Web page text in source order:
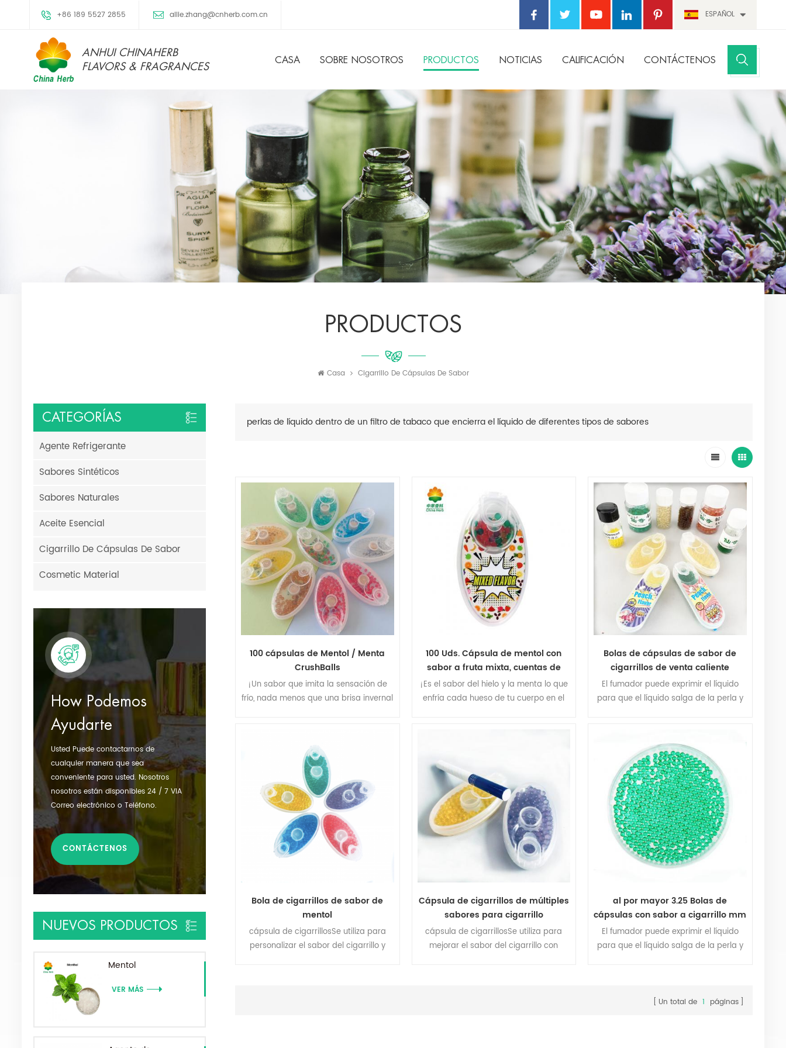
+86 189 5527 2855 allie.zhang@cnherb.com.cn ESPAÑOL
ANHUI CHINAHERB
FLAVORS & FRAGRANCES
CASA SOBRE NOSOTROS PRODUCTOS NOTICIAS CALIFICACIÓN CONTÁCTENOS
PRODUCTOS
Casa Cigarrillo De Cápsulas De Sabor
CATEGORÍAS
Agente Refrigerante
Sabores Sintéticos
Sabores Naturales
Aceite Esencial
Cigarrillo De Cápsulas De Sabor
Cosmetic Material
How Podemos
Ayudarte
Usted Puede contactarnos de
cualquier manera que sea
conveniente para usted. Nosotros
nosotros están disponibles 24 / 7 VIA
Correo electrónico o Teléfono.
CONTÁCTENOS
NUEVOS PRODUCTOS
Mentol
VER MÁS
perlas de líquido dentro de un filtro de tabaco que encierra el líquido de diferentes tipos de sabores
100 cápsulas de Mentol / Menta
CrushBalls
¡Un sabor que imita la sensación de
frío, nada menos que una brisa invernal
100 Uds. Cápsula de mentol con
sabor a fruta mixta, cuentas de
menta, explosión, bola de
cigarrillos
¡Es el sabor del hielo y la menta lo que
enfría cada hueso de tu cuerpo en el
intenso sabor a Menthol Ice con una
sensación refrescante, tratamos de
enfatizar el carácter individual y la más
alta calidad de nuestros productos.
Bolas de cápsulas de sabor de
cigarrillos de venta caliente
El fumador puede exprimir el líquido
para que el líquido salga de la perla y
Bola de cigarrillos de sabor de
mentol
cápsula de cigarrillosSe utiliza para
personalizar el sabor del cigarrillo y
Cápsula de cigarrillos de múltiples
sabores para cigarrillo
cápsula de cigarrillosSe utiliza para
mejorar el sabor del cigarrillo con
al por mayor 3.25 Bolas de
cápsulas con sabor a cigarrillo mm
El fumador puede exprimir el líquido
para que el líquido salga de la perla y
Un total de 1 páginas